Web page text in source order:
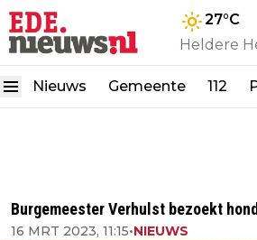
27°C
Heldere
Nieuws Gemeente 112
Burgemeester Verhulst bezoekt
16 MRT 2023, 11:15•NIEUWS